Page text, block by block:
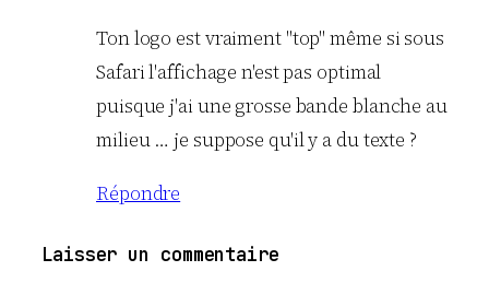
Ton logo est vraiment "top" même si sous
Safari l'affichage n'est pas optimal
puisque j'ai une grosse bande blanche au
milieu … je suppose qu'il y a du texte ?
Répondre
Laisser un commentaire